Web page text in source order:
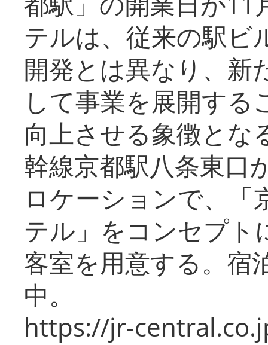
テルは、従来の駅ビ
開発とは異なり、新
して事業を展開する
向上させる象徴とな
幹線京都駅八条東口
ロケーションで、「
テル」をコンセプト
客室を用意する。宿
中。
https://jr-